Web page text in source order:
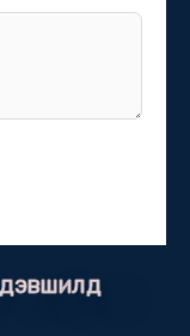
дэвшилд